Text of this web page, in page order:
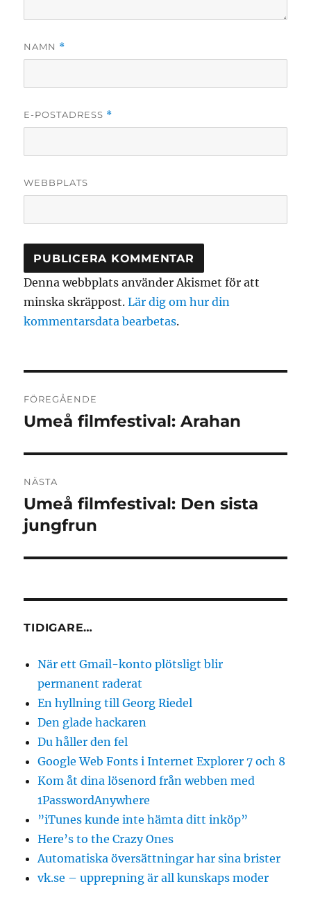
NAMN *
E-POSTADRESS *
WEBBPLATS
Denna webbplats använder Akismet för att
minska skräppost.Lär dig om hur din
kommentarsdata bearbetas.
FÖREGÅENDE
Föregående
Umeå filmfestival: Arahan
NÄSTA
Nästa
inlägg:
Umeå filmfestival: Den sista
jungfrun
TIDIGARE…
När ett Gmail-konto plötsligt blir
permanent raderat
En hyllning till Georg Riedel
Den glade hackaren
Du håller den fel
Google Web Fonts i Internet Explorer 7 och 8
Kom åt dina lösenord från webben med
1PasswordAnywhere
”iTunes kunde inte hämta ditt inköp”
Here’s to the Crazy Ones
Automatiska översättningar har sina brister
vk.se – upprepning är all kunskaps moder